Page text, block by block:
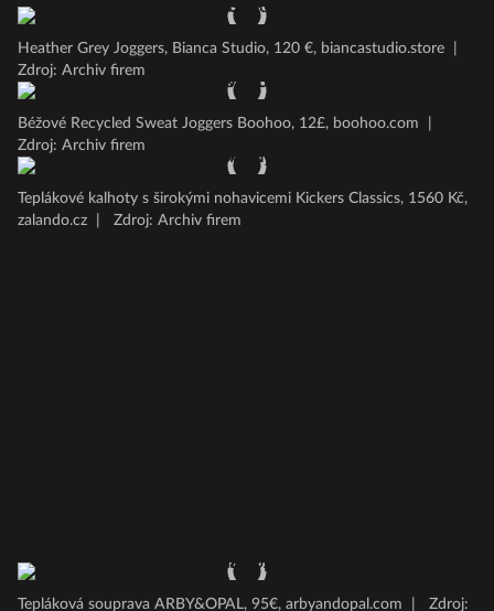
Heather Grey Joggers, Bianca Studio, 120 €, biancastudio.store
Zdroj: Archiv firem
Béžové Recycled Sweat Joggers Boohoo, 12£, boohoo.com
Zdroj: Archiv firem
Teplákové kalhoty s širokými nohavicemi Kickers Classics, 1560 Kč,
zalando.cz
Zdroj: Archiv firem
Tepláková souprava ARBY&OPAL, 95€, arbyandopal.com Zdroj: